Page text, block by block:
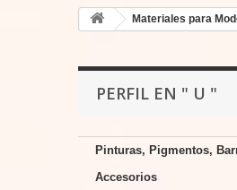
Materiales para
PERFIL EN " U "
Pinturas, Pigmentos,
Accesorios